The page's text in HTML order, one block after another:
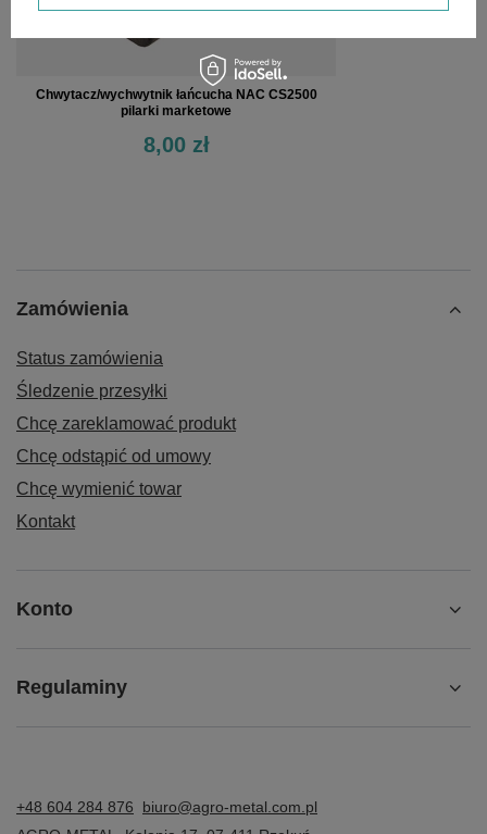
Chwytacz/wychwytnik łańcucha NAC CS2500
pilarki marketowe
8,00 zł
Zamówienia
Status zamówienia
Śledzenie przesyłki
Chcę zareklamować produkt
Chcę odstąpić od umowy
Chcę wymienić towar
Kontakt
Konto
Regulaminy
+48 604 284 876
biuro@agro-metal.com.pl